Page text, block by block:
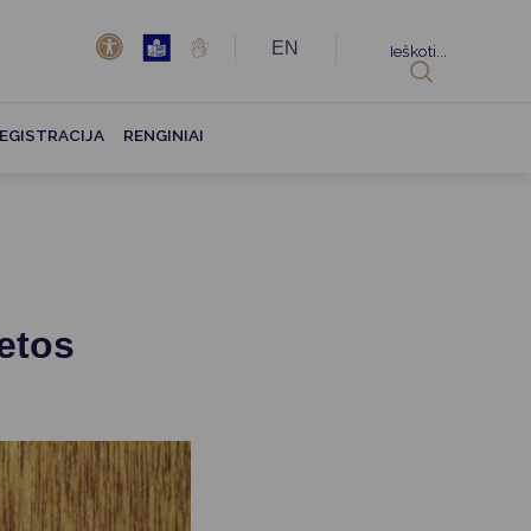
EN
RENGINIAI